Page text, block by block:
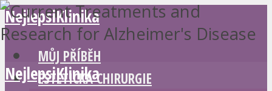
NejlepsiKlinika
MŮJ PŘÍBĚH
ESTETICKÁ CHIRURGIE
NejlepsiKlinika